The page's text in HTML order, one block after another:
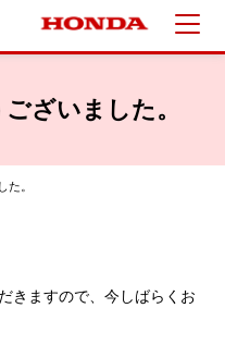
ざいました。
た。
きますので、今しばらくお